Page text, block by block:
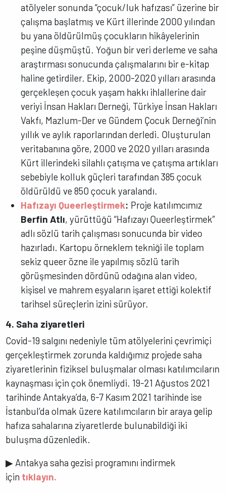
atölyeler sonunda “çocuk/luk hafızası” üzerine bir
çalışma başlatmış ve Kürt illerinde 2000 yılından
bu yana öldürülmüş çocukların hikâyelerinin
peşine düşmüştü. Yoğun bir veri derleme ve saha
araştırması sonucunda çalışmalarını bir e-kitap
haline getirdiler. Ekip, 2000-2020 yılları arasında
gerçekleşen çocuk yaşam hakkı ihlallerine dair
veriyi İnsan Hakları Derneği, Türkiye İnsan Hakları
Vakfı, Mazlum-Der ve Gündem Çocuk Derneği’nin
yıllık ve aylık raporlarından derledi. Oluşturulan
veritabanına göre, 2000 ve 2020 yılları arasında
Kürt illerindeki silahlı çatışma ve çatışma artıkları
sebebiyle kolluk güçleri tarafından 385 çocuk
öldürüldü ve 850 çocuk yaralandı.
Hafızayı Queerleştirmek: Proje katılımcımız
Berfin Atlı, yürüttüğü “Hafızayı Queerleştirmek”
adlı sözlü tarih çalışması sonucunda bir video
hazırladı. Kartopu örneklem tekniği ile toplam
sekiz queer özne ile yapılmış sözlü tarih
görüşmesinden dördünü odağına alan video,
kişisel ve mahrem eşyaların işaret ettiği kolektif
tarihsel süreçlerin izini sürüyor.
4. Saha ziyaretleri
Covid-19 salgını nedeniyle tüm atölyelerini çevrimiçi
gerçekleştirmek zorunda kaldığımız projede saha
ziyaretlerinin fiziksel buluşmalar olması katılımcıların
kaynaşması için çok önemliydi. 19-21 Ağustos 2021
tarihinde Antakya’da, 6-7 Kasım 2021 tarihinde ise
İstanbul’da olmak üzere katılımcıların bir araya gelip
hafıza sahalarına ziyaretlerde bulunabildiği iki
buluşma düzenledik.
▶ Antakya saha gezisi programını indirmek
için tıklayın.